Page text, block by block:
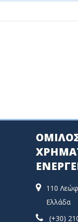
110
Ελλάδα
(+30)